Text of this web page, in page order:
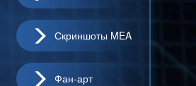
Скриншоты MEA
Фан-арт